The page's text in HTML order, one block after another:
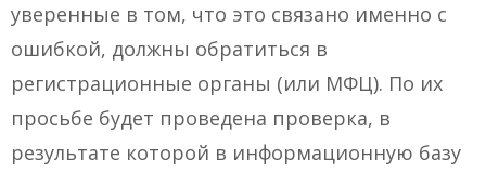
уверенные в том, что это связано именно с
ошибкой, должны обратиться в
регистрационные органы (или МФЦ). По их
просьбе будет проведена проверка, в
результате которой в информационную базу